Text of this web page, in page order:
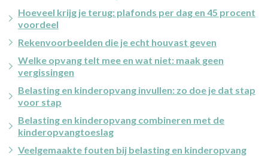
Hoeveel krijg je terug: plafonds per dag en 45 procent
voordeel
Rekenvoorbeelden die je echt houvast geven
Welke opvang telt mee en wat niet: maak geen
vergissingen
Belasting en kinderopvang invullen: zo doe je dat stap
voor stap
Belasting en kinderopvang combineren met de
kinderopvangtoeslag
Veelgemaakte fouten bij belasting en kinderopvang